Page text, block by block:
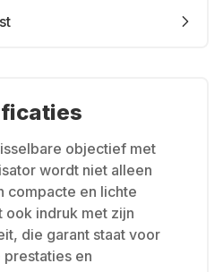
objectief met
wordt niet alleen
compacte en lichte
ook indruk met zijn
die garant staat voor
en